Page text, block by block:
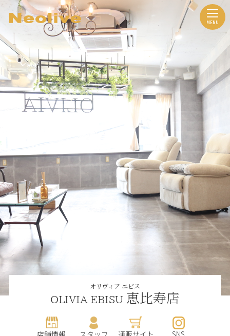
オリヴィア エビス
OLIVIA EBISU 恵比寿店